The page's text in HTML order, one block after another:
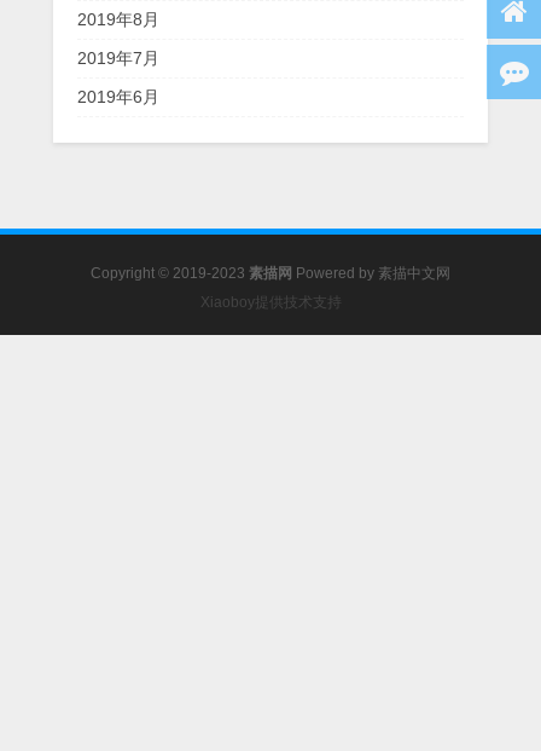
2019年8月
2019年7月
2019年6月
Copyright © 2019-2023 素描网 Powered by 素描中文网
Xiaoboy提供技术支持